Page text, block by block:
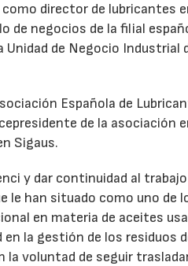
director de lubricantes
de negocios de la filial
de Negocio Industrial
Española de
de la asociación
Sigaus.
y dar continuidad al
le han situado como uno de
en materia de aceites
la gestión de los residuos
voluntad de seguir